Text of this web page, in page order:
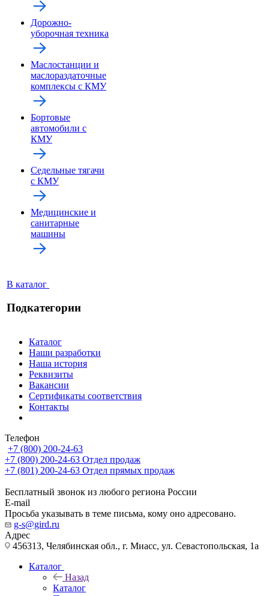
Дорожно-
уборочная техника
Маслостанции и
маслораздаточные
комплексы с КМУ
Бортовые
автомобили с
КМУ
Седельные тягачи
с КМУ
Медицинские и
санитарные
машины
В каталог
Подкатегории
Каталог
Наши разработки
Наша история
Реквизиты
Вакансии
Сертификаты соответствия
Контакты
Телефон
+7 (800) 200-24-63
+7 (800) 200-24-63 Отдел продаж
+7 (801) 200-24-63 Отдел прямых продаж
Бесплатный звонок из любого региона России
E-mail
Просьба указывать в теме письма, кому оно адресовано.
g-s@gird.ru
Адрес
456313, Челябинская обл., г. Миасс, ул. Севастопольская, 1а
Каталог
Назад
Каталог